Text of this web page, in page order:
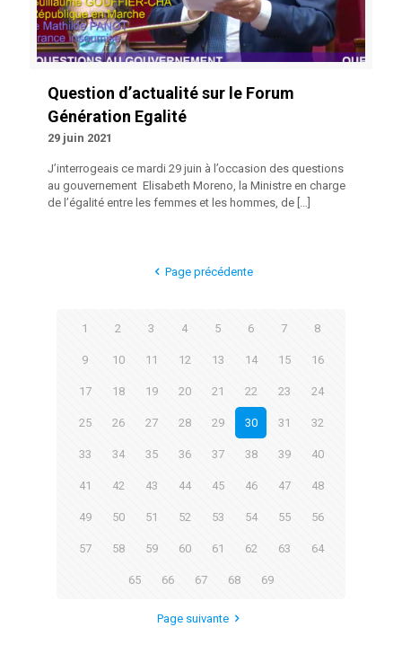
Question d’actualité sur le Forum
Génération Egalité
29 juin 2021
J’interrogeais ce mardi 29 juin à l’occasion des questions
au gouvernement Elisabeth Moreno, la Ministre en charge
de l’égalité entre les femmes et les hommes, de
Page précédente
1 2 3 4 5 6 7 8
9 10 11 12 13 14 15 16
17 18 19 20 21 22 23 24
25 26 27 28 29 30 31 32
33 34 35 36 37 38 39 40
41 42 43 44 45 46 47 48
49 50 51 52 53 54 55 56
57 58 59 60 61 62 63 64
65 66 67 68 69
Page suivante